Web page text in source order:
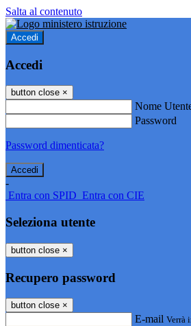
Salta al contenuto
Accedi
Accedi
button close ×
Nome
Password
Password dimenticata?
-
Entra con SPID Entra con CIE
Seleziona utente
button close ×
Recupero password
button close ×
E-mail Verrà